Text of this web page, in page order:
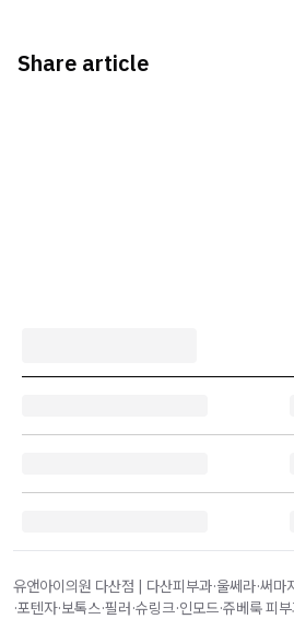
Share article
유앤아이의원 다산점 | 다산피부과·울쎄라·써마
·포텐자·보톡스·필러·슈링크·인모드·쥬베룩 피